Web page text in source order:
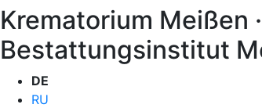
Krematorium Meißen
Bestattungsinstitut
DE
RU